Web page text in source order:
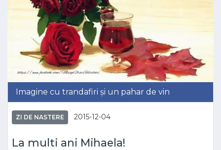
Imagine cu trandafiri și un pahar de vin
ZI DE NASTERE 2015-12-04
La multi ani Mihaela!